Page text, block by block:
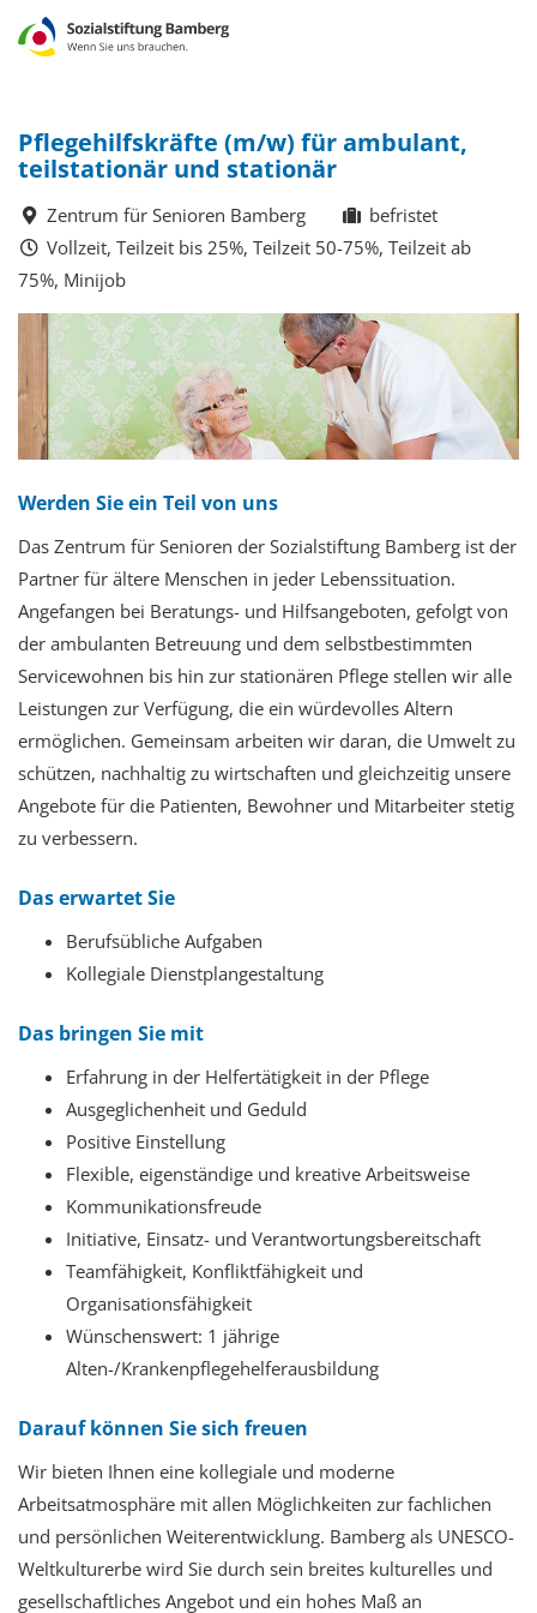
Pflegehilfskräfte (m/w) für ambulant,
teilstationär und stationär
Zentrum für Senioren Bamberg
befristet
Vollzeit, Teilzeit bis 25%, Teilzeit 50-75%, Teilzeit ab
75%, Minijob
Werden Sie ein Teil von uns
Das Zentrum für Senioren der Sozialstiftung Bamberg ist der
Partner für ältere Menschen in jeder Lebenssituation.
Angefangen bei Beratungs- und Hilfsangeboten, gefolgt von
der ambulanten Betreuung und dem selbstbestimmten
Servicewohnen bis hin zur stationären Pflege stellen wir alle
Leistungen zur Verfügung, die ein würdevolles Altern
ermöglichen. Gemeinsam arbeiten wir daran, die Umwelt zu
schützen, nachhaltig zu wirtschaften und gleichzeitig unsere
Angebote für die Patienten, Bewohner und Mitarbeiter stetig
zu verbessern.
Das erwartet Sie
Berufsübliche Aufgaben
Kollegiale Dienstplangestaltung
Das bringen Sie mit
Erfahrung in der Helfertätigkeit in der Pflege
Ausgeglichenheit und Geduld
Positive Einstellung
Flexible, eigenständige und kreative Arbeitsweise
Kommunikationsfreude
Initiative, Einsatz- und Verantwortungsbereitschaft
Teamfähigkeit, Konfliktfähigkeit und
Organisationsfähigkeit
Wünschenswert: 1 jährige
Alten-/Krankenpflegehelferausbildung
Darauf können Sie sich freuen
Wir bieten Ihnen eine kollegiale und moderne
Arbeitsatmosphäre mit allen Möglichkeiten zur fachlichen
und persönlichen Weiterentwicklung. Bamberg als UNESCO-
Weltkulturerbe wird Sie durch sein breites kulturelles und
gesellschaftliches Angebot und ein hohes Maß an